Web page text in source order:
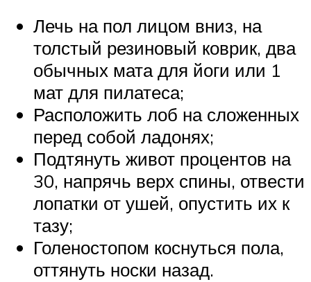
Лечь на пол лицом вниз, на
толстый резиновый коврик, два
обычных мата для йоги или 1
мат для пилатеса;
Расположить лоб на сложенных
перед собой ладонях;
Подтянуть живот процентов на
30, напрячь верх спины, отвести
лопатки от ушей, опустить их к
тазу;
Голеностопом коснуться пола,
оттянуть носки назад.